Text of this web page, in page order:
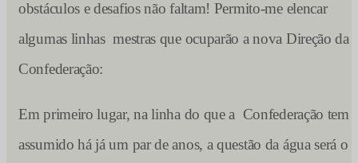
obstáculos e desafios não faltam! Permito-me elencar
algumas linhas mestras que ocuparão a nova Direção da
Confederação:
Em primeiro lugar, na linha do que a Confederação tem
assumido há já um par de anos, a questão da água será o